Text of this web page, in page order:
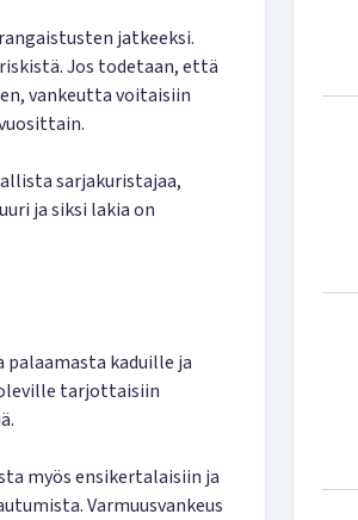
jatkeeksi.
Jos todetaan, että
vankeutta voitaisiin
sarjakuristajaa,
ja siksi lakia on
kaduille ja
tarjottaisiin
myös ensikertalaisiin ja
Varmuusvankeus